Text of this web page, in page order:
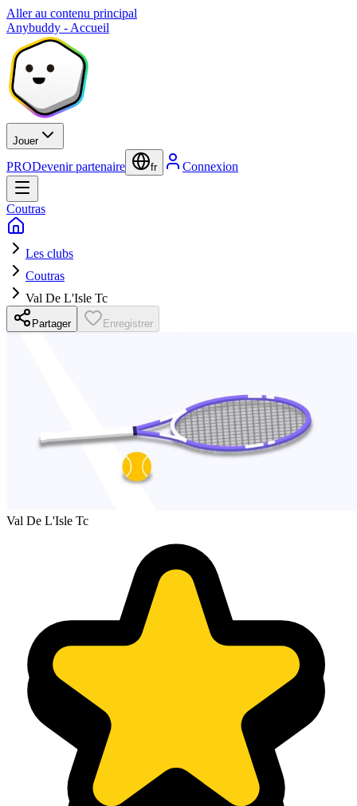
Aller au contenu principal
Anybuddy - Accueil
Jouer
PRODevenir partenaire fr Connexion
Coutras
Les clubs
Coutras
Val De L'Isle Tc
Partager Enregistrer
Val De L'Isle Tc